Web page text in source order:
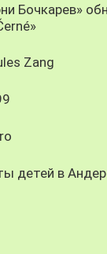
Бочкарев»
Zang
детей в